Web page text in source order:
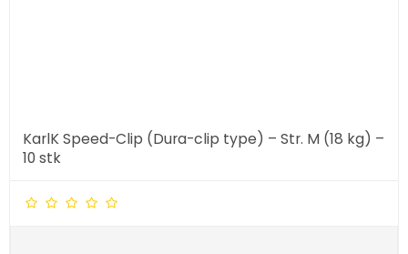
KarlK Speed-Clip (Dura-clip type) – Str. M (18 kg) –
10 stk